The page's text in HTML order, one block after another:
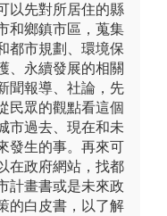
以先對所居住的縣
和鄉鎮市區，蒐集
都市規劃、環境保
、永續發展的相關
聞報導、社論，先
民眾的觀點看這個
市過去、現在和未
發生的事。再來可
在政府網站，找都
計畫書或是未來政
的白皮書，以了解